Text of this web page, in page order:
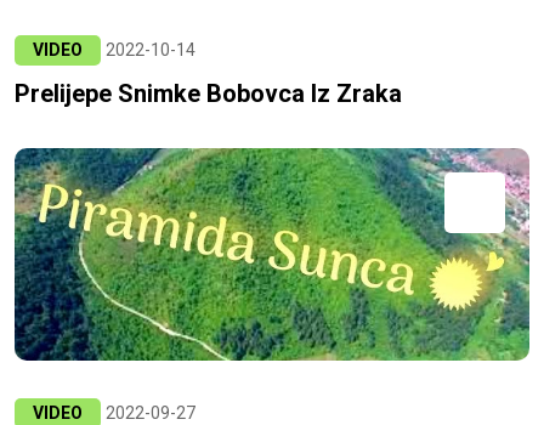
VIDEO 2022-10-14
Prelijepe Snimke Bobovca Iz Zraka
VIDEO 2022-09-27